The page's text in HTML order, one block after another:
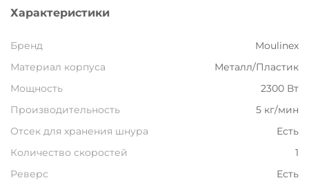
Характеристики
Бренд
Moulinex
Материал корпуса
Металл/Пластик
Мощность
2300 Вт
Производительность
5 кг/мин
Отсек для хранения шнура
Есть
Количество скоростей
1
Реверс
Есть